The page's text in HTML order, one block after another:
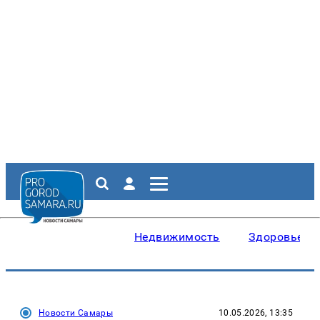
Недвижимость Здоровье
Новости Самары 10.05.2026, 13:35